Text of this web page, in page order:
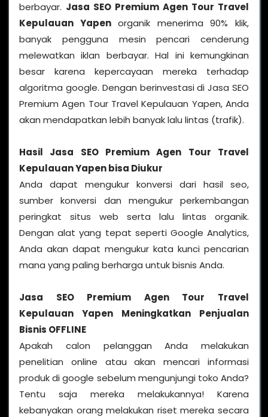
berbayar. Jasa SEO Premium Agen Tour Travel
Kepulauan Yapenorganik menerima 90% klik,
banyak pengguna mesin pencari cenderung
melewatkan iklan berbayar. Hal ini kemungkinan
besar karena kepercayaan mereka terhadap
algoritma google. Dengan berinvestasi di Jasa SEO
Premium Agen Tour Travel Kepulauan Yapen, Anda
akan mendapatkan lebih banyak lalu lintas (trafik).
Hasil Jasa SEO Premium Agen Tour Travel
Kepulauan Yapenbisa Diukur
Anda dapat mengukur konversi dari hasil seo,
sumber konversi dan mengukur perkembangan
peringkat situs web serta lalu lintas organik.
Dengan alat yang tepat seperti Google Analytics,
Anda akan dapat mengukur kata kunci pencarian
mana yang paling berharga untuk bisnis Anda.
Jasa SEO Premium Agen Tour Travel
Kepulauan Yapen Meningkatkan Penjualan
Bisnis OFFLINE
Apakah calon pelanggan Anda melakukan
penelitian online atau akan mencari informasi
produk di google sebelum mengunjungi toko Anda?
Tentu saja mereka melakukannya! Karena
kebanyakan orang melakukan riset mereka secara